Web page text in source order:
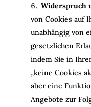
Widerspruch
von Cookies auf
unabhängig von
gesetzlichen
indem Sie in
„keine Cookies
aber eine
Angebote zur